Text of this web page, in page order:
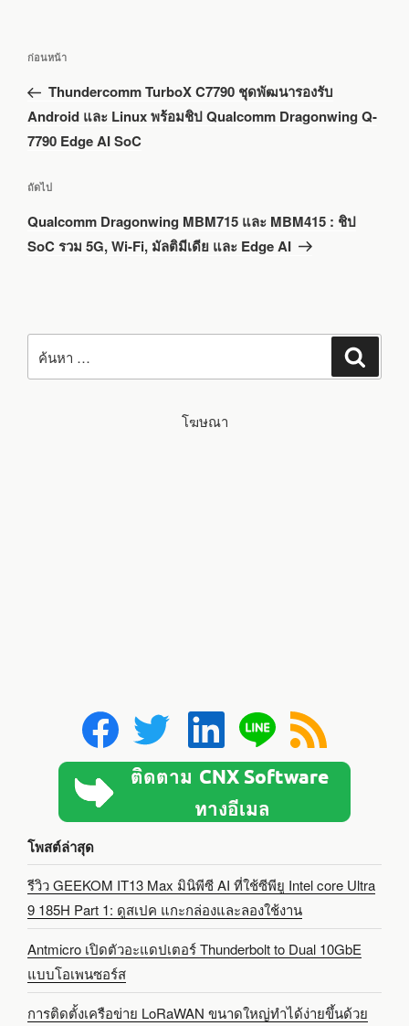
เรื่อง
เรื่อง
ก่อน
หน้า
ก่อนหน้า
Thundercomm TurboX C7790 ชุดพัฒนารองรับ
Android และ Linux พร้อมชิป Qualcomm Dragonwing Q-
7790 Edge AI SoC
เรื่อง
ถัดไป
Qualcomm Dragonwing MBM715 และ MBM415 : ชิป
SoC รวม 5G, Wi-Fi, มัลติมีเดีย และ Edge AI
ค้นหา:
โฆษณา
โพสต์ล่าสุด
รีวิว GEEKOM IT13 Max มินิพีซี AI ที่ใช้ซีพียู Intel core Ultra
9 185H Part 1: ดูสเปค แกะกล่องและลองใช้งาน
Antmicro เปิดตัวอะแดปเตอร์ Thunderbolt to Dual 10GbE
แบบโอเพนซอร์ส
การติดตั้งเครือข่าย LoRaWAN ขนาดใหญ่ทำได้ง่ายขึ้นด้วย